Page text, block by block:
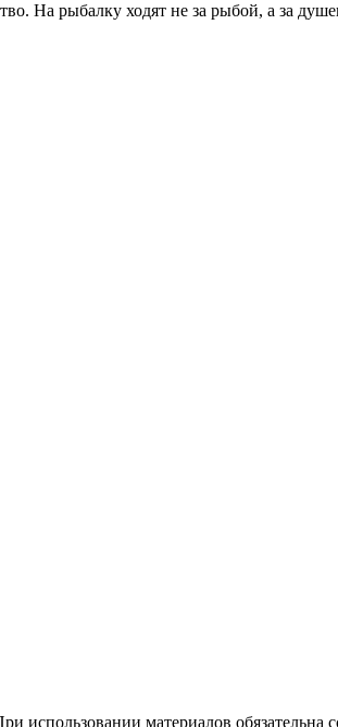
На рыбалку ходят не за рыбой, а за
использовании материалов обязательна